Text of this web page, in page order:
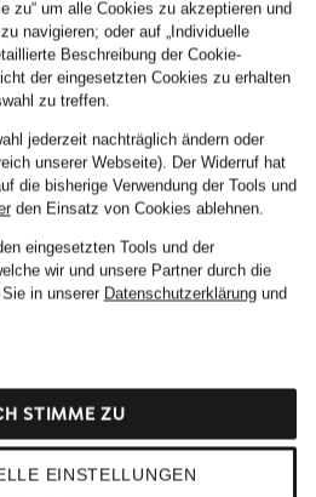
zu“ um alle Cookies zu akzeptieren und
navigieren; oder auf „Individuelle
Beschreibung der Cookie-
der eingesetzten Cookies zu erhalten
zu treffen.
jederzeit nachträglich ändern oder
unserer Webseite). Der Widerruf hat
die bisherige Verwendung der Tools und
den Einsatz von Cookies ablehnen.
eingesetzten Tools und der
wir und unsere Partner durch die
in unserer Datenschutzerklärungund
EINSTELLUNGEN
STIMME ZU